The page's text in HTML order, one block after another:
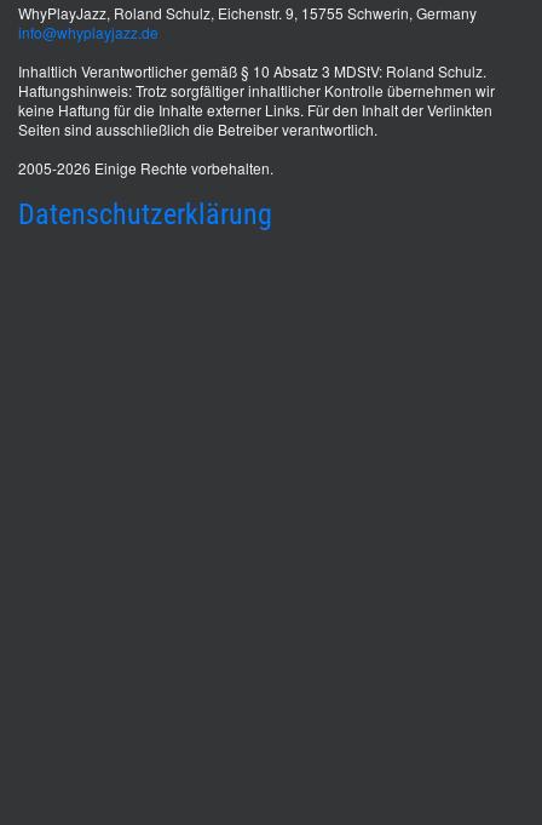
WhyPlayJazz, Roland Schulz, Eichenstr. 9, 15755 Schwerin, Germany
info@whyplayjazz.de
Inhaltlich Verantwortlicher gemäß § 10 Absatz 3 MDStV: Roland Schulz.
Haftungshinweis: Trotz sorgfältiger inhaltlicher Kontrolle übernehmen wir
keine Haftung für die Inhalte externer Links. Für den Inhalt der Verlinkten
Seiten sind ausschließlich die Betreiber verantwortlich.
2005-2026 Einige Rechte vorbehalten.
Datenschutzerklärung